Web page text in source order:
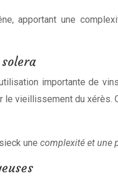
apportant une
importante de
vieillissement du
une complexité et une